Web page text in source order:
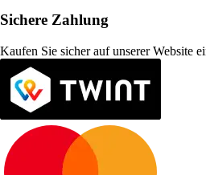
Sichere Zahlung
Kaufen Sie sicher auf unserer Website